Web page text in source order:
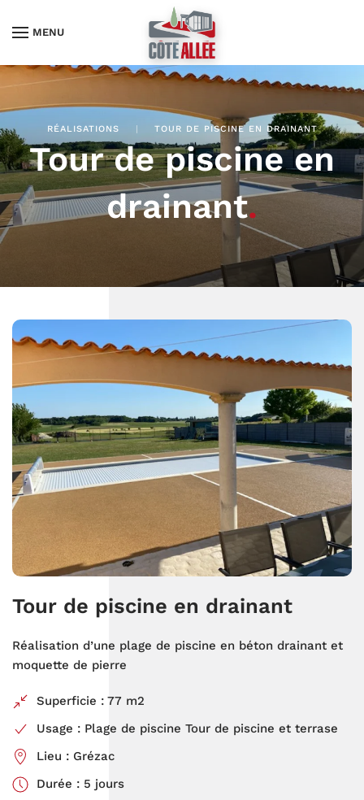
MENU
RÉALISATIONS TOUR DE PISCINE EN DRAINANT
Tour de piscine en
drainant.
Tour de piscine en drainant
Réalisation d’une plage de piscine en béton drainant et
moquette de pierre
Superficie : 77 m2
Usage : Plage de piscine Tour de piscine et terrase
Lieu : Grézac
Durée : 5 jours